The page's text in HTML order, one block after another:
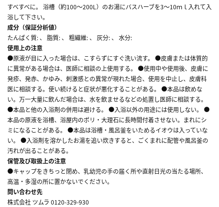
すべすべに。 浴槽（約100～200L）のお湯にバスハーブを3～10ｍｌ入れて入
浴して下さい。
成分（保証分析値）
たんぱく質: 、 脂質: 、 粗繊維: 、 灰分: 、 水分:
使用上の注意
●原液が目に入った場合は、こすらずにすぐ洗い流す。 ●皮膚または体質的
に異常がある場合は、医師に相談の上使用する。 ●使用中や使用後、皮膚に
発疹、発赤、かゆみ、刺激感との異常が現れた場合、使用を中止し、皮膚科
医に相談する。使い続けると症状が悪化することがある。 ●本品は飲めな
い。万一大量に飲んだ場合は、水を飲ませるなどの処置し医師に相談する。
●本品と他の入浴剤の併用は避ける。 ●入浴以外の用途には使用しない。 ●
本品の原液を浴槽、浴屋内のポリ・大理石に長時間付着させない。まれにシ
ミになることがある。 ●本品は浴槽・風呂釜をいためるイオウは入っていな
い。 ●入浴剤を溶かしたお湯を追い炊きすると、ごくまれに配管や風呂釜の
汚れが出ることがある。
保管及び取扱上の注意
●キャップをきちっと閉め、乳幼児の手の届く所や直射日光の当たる場所、
高温・多湿の所に置かないでください。
問い合わせ先
株式会社 ツムラ 0120-329-930